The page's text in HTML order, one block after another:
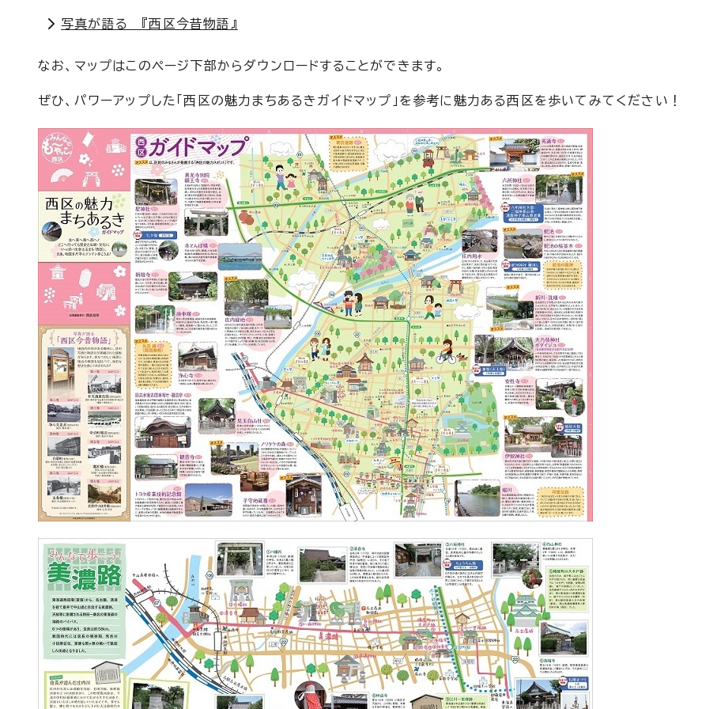
写真が語る 『西区今昔物語』
なお、マップはこのページ下部からダウンロードすることができます。
ぜひ、パワーアップした「西区の魅力まちあるきガイドマップ」を参考に魅力ある西区を歩いてみてください！